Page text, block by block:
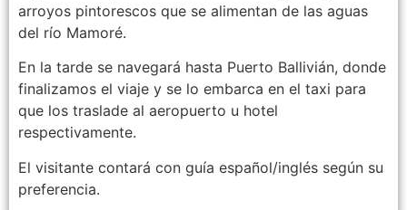
arroyos pintorescos que se alimentan de las aguas
del río Mamoré.
En la tarde se navegará hasta Puerto Ballivián, donde
finalizamos el viaje y se lo embarca en el taxi para
que los traslade al aeropuerto u hotel
respectivamente.
El visitante contará con guía español/inglés según su
preferencia.